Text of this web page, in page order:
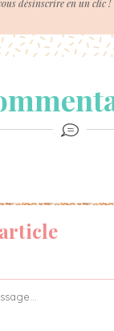
désinscrire en un clic !